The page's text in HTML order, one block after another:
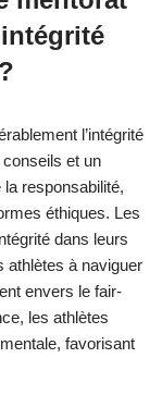
les
l’honnêteté, la
pas fonctionné.
réalisables qui
concentration sur
s’assurer qu’il
les athlètes
à de